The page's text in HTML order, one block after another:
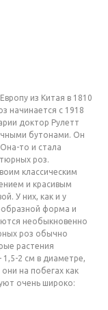
из Китая в 1810
начинается с 1918
доктор Рулетт
бутонами. Он
то и стала
роз.
классическим
и красивым
У них, как и у
форма и
необыкновенно
роз обычно
растения
2 см в диаметре,
на побегах как
очень широко: